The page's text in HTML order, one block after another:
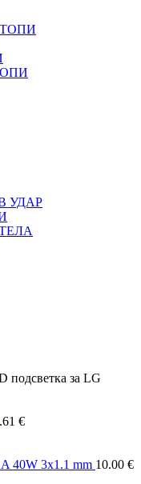
УДАР
подсветка за LG
€
40W 3x1.1 mm 10.00 €